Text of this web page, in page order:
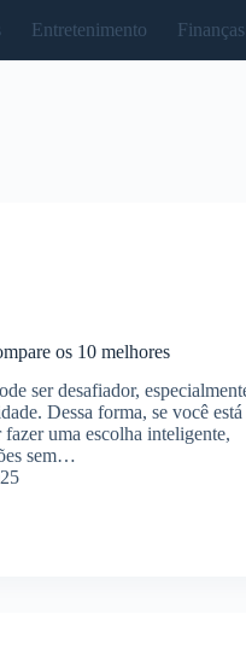
Entretenimento Finanças
os 10 melhores
ser desafiador,
Dessa forma, se você está
uma escolha inteligente,
sem…